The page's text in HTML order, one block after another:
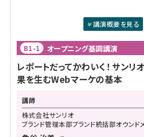
講演概要を見る
B1-1 オープニング基調講演
レポートだってかわいく！ サンリ
果を生むWebマーケの基本
講師
株式会社サンリオ
ブランド管理本部ブランド統括部オウンド